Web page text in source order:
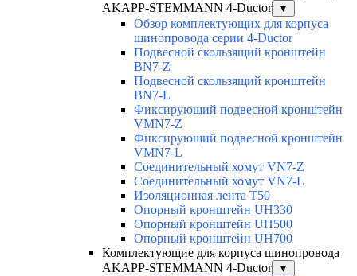
AKAPP-STEMMANN 4-Ductor
▼
Обзор комплектующих для корпуса
шинопровода серии 4-Ductor
Подвесной скользящий кронштейн
BN7-Z
Подвесной скользящий кронштейн
BN7-L
Фиксирующий подвесной кронштейн
VMN7-Z
Фиксирующий подвесной кронштейн
VMN7-L
Соединительный хомут VN7-Z
Соединительный хомут VN7-L
Изоляционная лента T50
Опорный кронштейн UH330
Опорный кронштейн UH500
Опорный кронштейн UH700
Комплектующие для корпуса шинопровода
AKAPP-STEMMANN 4-Ductor
▼